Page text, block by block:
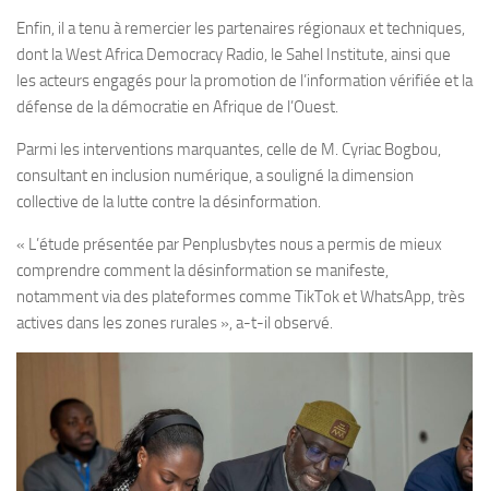
Enfin, il a tenu à remercier les partenaires régionaux et techniques,
dont la West Africa Democracy Radio, le Sahel Institute, ainsi que
les acteurs engagés pour la promotion de l’information vérifiée et la
défense de la démocratie en Afrique de l’Ouest.
Parmi les interventions marquantes, celle de M. Cyriac Bogbou,
consultant en inclusion numérique, a souligné la dimension
collective de la lutte contre la désinformation.
« L’étude présentée par Penplusbytes nous a permis de mieux
comprendre comment la désinformation se manifeste,
notamment via des plateformes comme TikTok et WhatsApp, très
actives dans les zones rurales », a-t-il observé.